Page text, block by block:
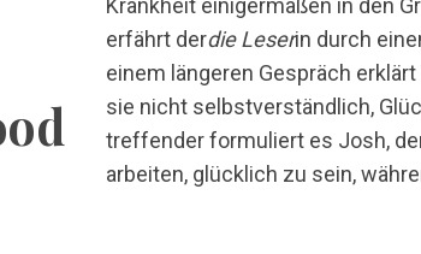
Krankheit einigermaßen in den
erfährt derdie Leserin durch
einem längeren Gespräch
sie nicht selbstverständlich,
treffender formuliert es Josh,
arbeiten, glücklich zu sein,